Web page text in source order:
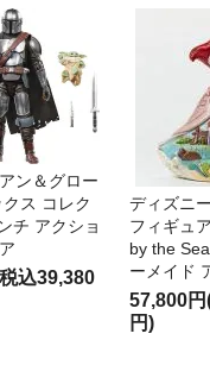
ン＆グロー
ス コレク
チ アクショ
込39,380
ディズニ
フィギュ
by the
ーメイド
57,800
円)